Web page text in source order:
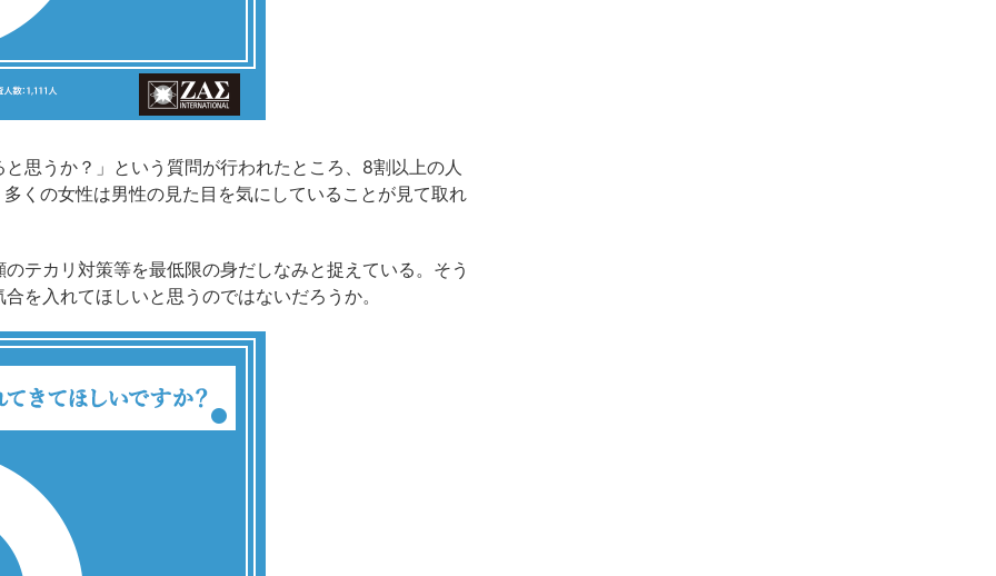
思うか？」という質問が行われたところ、8割以上の人
くの女性は男性の見た目を気にしていることが見て取れ
テカリ対策等を最低限の身だしなみと捉えている。そう
を入れてほしいと思うのではないだろうか。